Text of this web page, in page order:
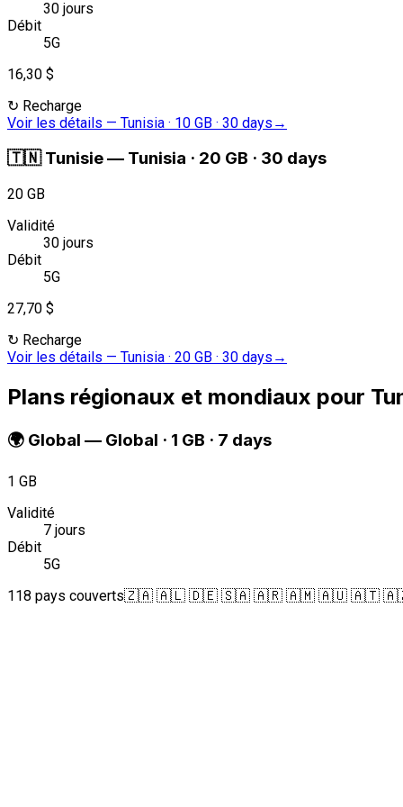
30 jours
Débit
5G
16,30 $
↻ Recharge
Voir les détails — Tunisia · 10 GB · 30 days →
🇹🇳 Tunisie— Tunisia · 20 GB · 30 days
20 GB
Validité
30 jours
Débit
5G
27,70 $
↻ Recharge
Voir les détails — Tunisia · 20 GB · 30 days →
Plans régionaux et mondiaux pour
🌍 Global — Global · 1 GB · 7 days
1 GB
Validité
7 jours
Débit
5G
118 pays couverts🇿🇦 🇦🇱 🇩🇪 🇸🇦 🇦🇷 🇦🇲 🇦🇺 🇦🇹